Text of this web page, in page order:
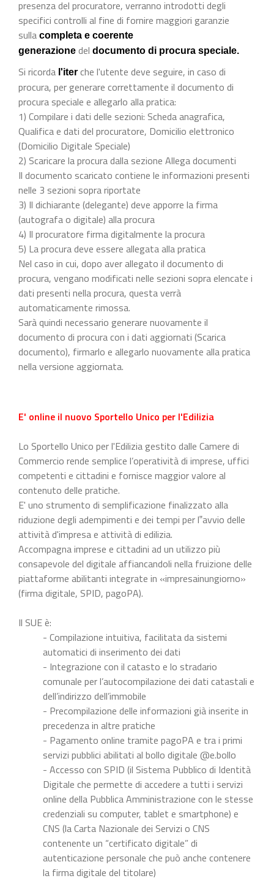
presenza del procuratore, verranno introdotti degli
specifici controlli al fine di fornire maggiori garanzie
sulla completa e coerente
generazione del documento di procura speciale.
Si ricorda l'iter che l'utente deve seguire, in caso di
procura, per generare correttamente il documento di
procura speciale e allegarlo alla pratica:
1) Compilare i dati delle sezioni: Scheda anagrafica,
Qualifica e dati del procuratore, Domicilio elettronico
(Domicilio Digitale Speciale)
2) Scaricare la procura dalla sezione Allega documenti
Il documento scaricato contiene le informazioni presenti
nelle 3 sezioni sopra riportate
3) Il dichiarante (delegante) deve apporre la firma
(autografa o digitale) alla procura
4) Il procuratore firma digitalmente la procura
5) La procura deve essere allegata alla pratica
Nel caso in cui, dopo aver allegato il documento di
procura, vengano modificati nelle sezioni sopra elencate i
dati presenti nella procura, questa verrà
automaticamente rimossa.
Sarà quindi necessario generare nuovamente il
documento di procura con i dati aggiornati (Scarica
documento), firmarlo e allegarlo nuovamente alla pratica
nella versione aggiornata.
E' online il nuovo Sportello Unico per l'Edilizia
Lo Sportello Unico per l'Edilizia gestito dalle Camere di
Commercio rende semplice l’operatività di imprese, uffici
competenti e cittadini e fornisce maggior valore al
contenuto delle pratiche.
E' uno strumento di semplificazione finalizzato alla
riduzione degli adempimenti e dei tempi per l‟avvio delle
attività d'impresa e attività di edilizia.
Accompagna imprese e cittadini ad un utilizzo più
consapevole del digitale affiancandoli nella fruizione delle
piattaforme abilitanti integrate in «impresainungiorno»
(firma digitale, SPID, pagoPA).
Il SUE è:
- Compilazione intuitiva, facilitata da sistemi
automatici di inserimento dei dati
- Integrazione con il catasto e lo stradario
comunale per l’autocompilazione dei dati catastali e
dell’indirizzo dell’immobile
- Precompilazione delle informazioni già inserite in
precedenza in altre pratiche
- Pagamento online tramite pagoPA e tra i primi
servizi pubblici abilitati al bollo digitale @e.bollo
- Accesso con SPID (il Sistema Pubblico di Identità
Digitale che permette di accedere a tutti i servizi
online della Pubblica Amministrazione con le stesse
credenziali su computer, tablet e smartphone) e
CNS (la Carta Nazionale dei Servizi o CNS
contenente un “certificato digitale” di
autenticazione personale che può anche contenere
la firma digitale del titolare)